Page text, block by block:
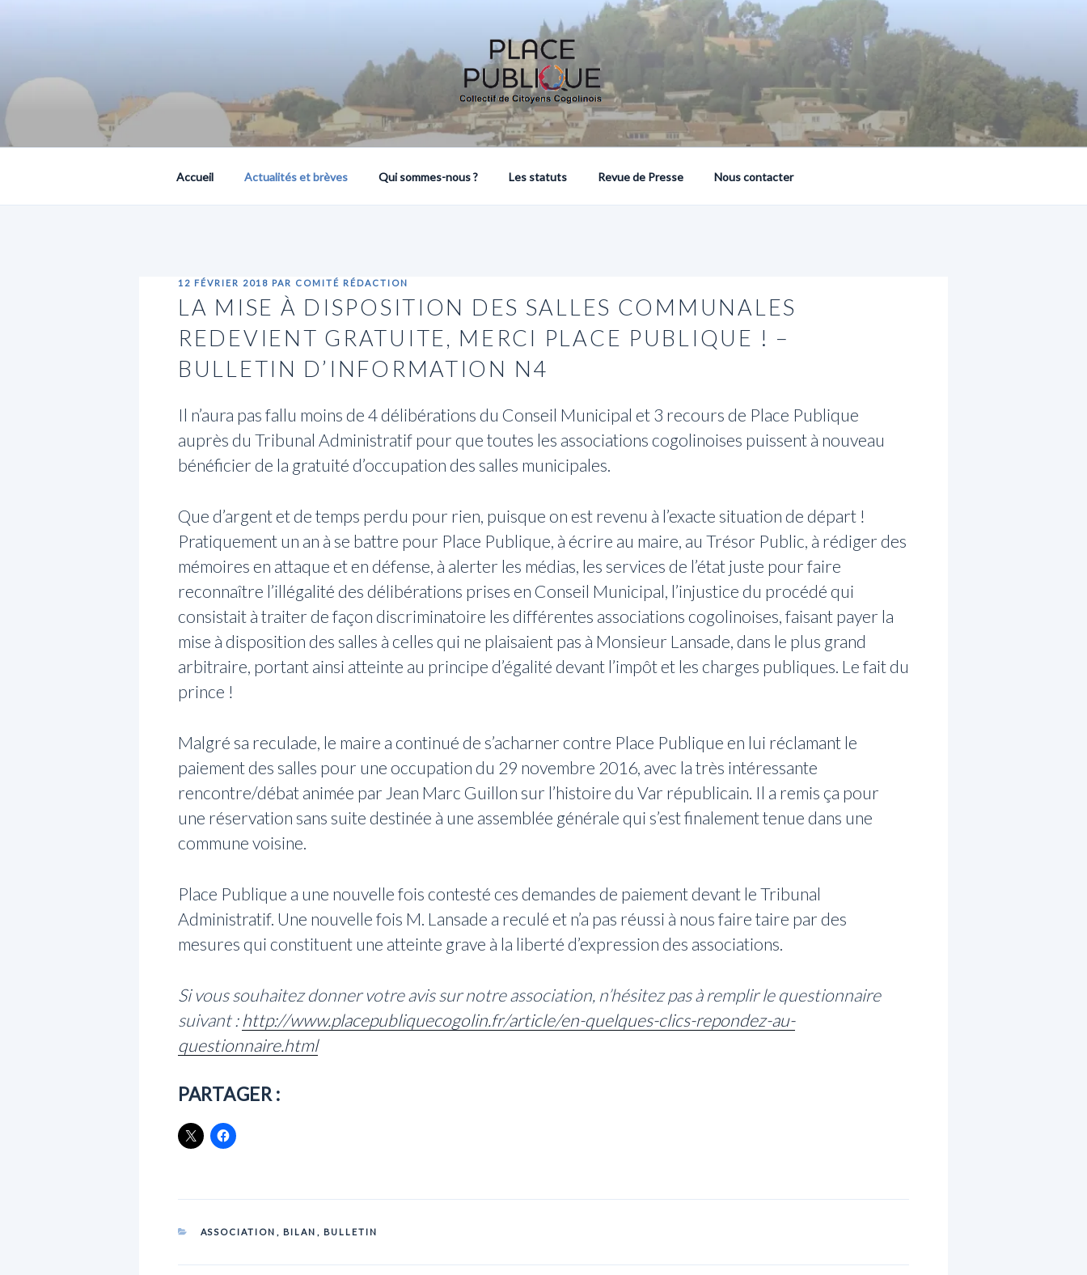
PLACE PUBLIQUE, COLLECTIF DE CITOYENS COGOLINOIS
Accueil Actualités et brèves Qui sommes-nous ? Les statuts Revue de Presse Nous contacter
PUBLIÉ
12 FÉVRIER 2018 PAR COMITÉ RÉDACTION
LA MISE À DISPOSITION DES SALLES COMMUNALES
REDEVIENT GRATUITE, MERCI PLACE PUBLIQUE ! –
BULLETIN D’INFORMATION N4
Il n’aura pas fallu moins de 4 délibérations du Conseil Municipal et 3 recours de Place Publique
auprès du Tribunal Administratif pour que toutes les associations cogolinoises puissent à nouveau
bénéficier de la gratuité d’occupation des salles municipales.
Que d’argent et de temps perdu pour rien, puisque on est revenu à l’exacte situation de départ !
Pratiquement un an à se battre pour Place Publique, à écrire au maire, au Trésor Public, à rédiger des
mémoires en attaque et en défense, à alerter les médias, les services de l’état juste pour faire
reconnaître l’illégalité des délibérations prises en Conseil Municipal, l’injustice du procédé qui
consistait à traiter de façon discriminatoire les différentes associations cogolinoises, faisant payer la
mise à disposition des salles à celles qui ne plaisaient pas à Monsieur Lansade, dans le plus grand
arbitraire, portant ainsi atteinte au principe d’égalité devant l’impôt et les charges publiques. Le fait du
prince !
Malgré sa reculade, le maire a continué de s’acharner contre Place Publique en lui réclamant le
paiement des salles pour une occupation du 29 novembre 2016, avec la très intéressante
rencontre/débat animée par Jean Marc Guillon sur l’histoire du Var républicain. Il a remis ça pour
une réservation sans suite destinée à une assemblée générale qui s’est finalement tenue dans une
commune voisine.
Place Publique a une nouvelle fois contesté ces demandes de paiement devant le Tribunal
Administratif. Une nouvelle fois M. Lansade a reculé et n’a pas réussi à nous faire taire par des
mesures qui constituent une atteinte grave à la liberté d’expression des associations.
Si vous souhaitez donner votre avis sur notre association, n’hésitez pas à remplir le questionnaire
suivant :http://www.placepubliquecogolin.fr/article/en-quelques-clics-repondez-au-
questionnaire.html
PARTAGER :
CATÉGORIES
ASSOCIATION , BILAN , BULLETIN